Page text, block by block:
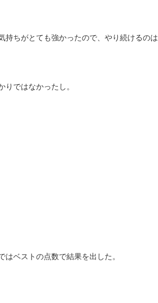
持ちがとても強かったので、やり続けるのは
りではなかったし。
ベストの点数で結果を出した。